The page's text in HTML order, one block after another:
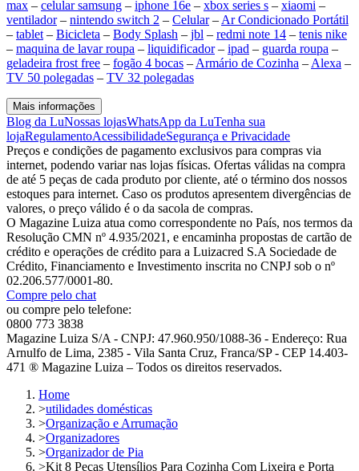
max – celular samsung – iphone 16e – xbox series s – xiaomi –
ventilador– nintendo switch 2 – Celular– Ar Condicionado Portátil
– tablet – Bicicleta – Body Splash – jbl – redmi note 14 – tenis nike
– maquina de lavar roupa – liquidificador– ipad – guarda roupa –
geladeira frost free – fogão 4 bocas – Armário de Cozinha – Alexa –
TV 50 polegadas – TV 32 polegadas
Mais informações
Blog da LuNossas lojasWhatsApp da LuTenha sua
lojaRegulamentoAcessibilidadeSegurança e Privacidade
Preços e condições de pagamento exclusivos para compras via
internet, podendo variar nas lojas físicas. Ofertas válidas na compra
de até 5 peças de cada produto por cliente, até o término dos nossos
estoques para internet. Caso os produtos apresentem divergências de
valores, o preço válido é o da sacola de compras.
O Magazine Luiza atua como correspondente no País, nos termos da
Resolução CMN nº 4.935/2021, e encaminha propostas de cartão de
crédito e operações de crédito para a Luizacred S.A Sociedade de
Crédito, Financiamento e Investimento inscrita no CNPJ sob o nº
02.206.577/0001-80.
Compre pelo chat
ou compre pelo telefone:
0800 773 3838
Magazine Luiza S/A - CNPJ: 47.960.950/1088-36 - Endereço: Rua
Arnulfo de Lima, 2385 - Vila Santa Cruz, Franca/SP - CEP 14.403-
471 ® Magazine Luiza – Todos os direitos reservados.
Home
>utilidades domésticas
>Organização e Arrumação
>Organizadores
>Organizador de Pia
>Kit 8 Peças Utensílios Para Cozinha Com Lixeira e Porta